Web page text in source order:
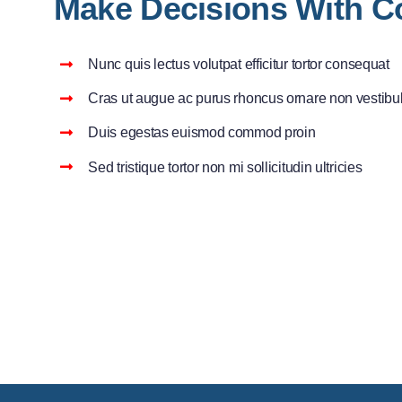
Make Decisions With
Nunc quis lectus volutpat efficitur tortor consequat
Cras ut augue ac purus rhoncus ornare non
Duis egestas euismod commod proin
Sed tristique tortor non mi sollicitudin ultricies